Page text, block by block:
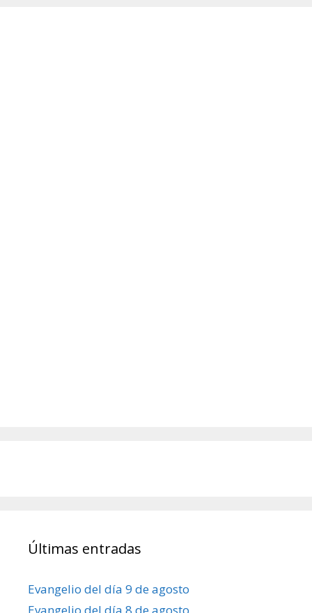
Últimas entradas
Evangelio del día 9 de agosto